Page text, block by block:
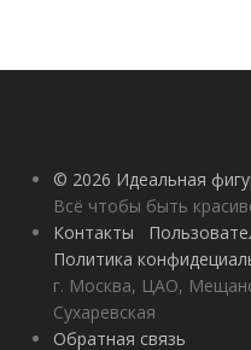
© 2026 Идеальная
Всё чтобы быть
Контакты
Политика
г. Москва, ЦАО,
Сухаревская
Обратная связь